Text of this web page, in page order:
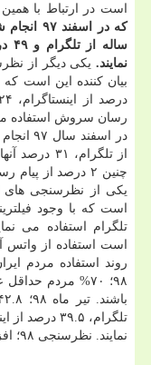
است در ارتباط با
نمایند.
رسان سروش استفاده
چنین ۲ درصد از
تلگرام استفاده می
است استفاده از واتس
روند استفاده مردم
۹۸؛ ۷۰% مردم
نمایند. نظرسنجی ۹۸؛ افزایش محبوبیت واتس اپ و اینستاگرام ۱۷۱۷